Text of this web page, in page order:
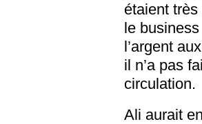
étaient
le
l’argent
il n’a pas
circulation.
Ali aurait